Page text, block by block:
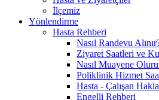
İlçemiz
Yönlendirme
Hasta Rehberi
Nasıl Randevu
Ziyaret Saatleri ve
Nasıl Muayene
Poliklinik Hizmet
Hasta - Çalışan
Engelli Rehberi